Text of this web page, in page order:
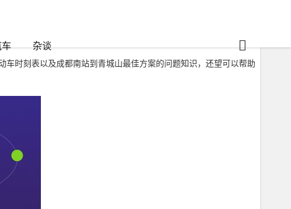
杂谈
时刻表以及成都南站到青城山最佳方案的问题知识，还望可以帮助